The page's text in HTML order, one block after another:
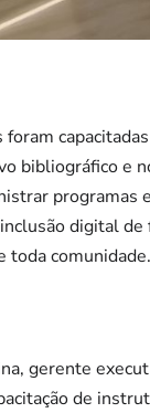
bibliográfico
digital
toda comunidade.
gerente
de